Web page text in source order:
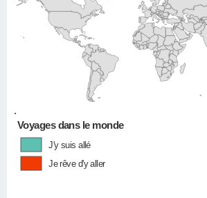
•
Voyages dans le monde
J'y suis allé
Je rêve d'y aller